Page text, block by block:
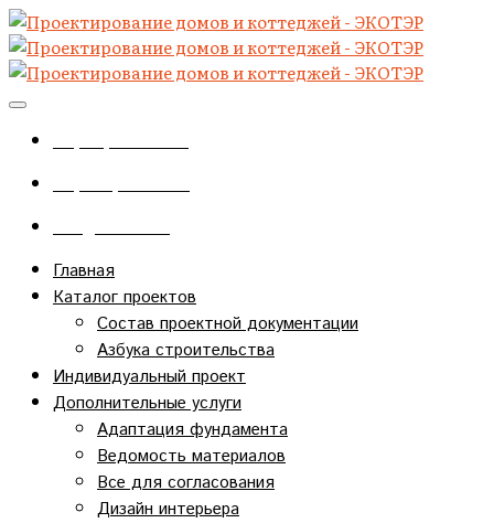
Главная
Каталог проектов
Состав проектной документации
Азбука строительства
Индивидуальный проект
Дополнительные услуги
Адаптация фундамента
Ведомость материалов
Все для согласования
Дизайн интерьера